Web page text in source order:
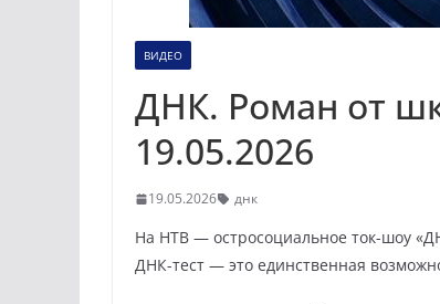
ВИДЕО
ДНК. Роман от
19.05.2026
19.05.2026 днк
На НТВ — остросоциальное ток-шоу
ДНК-тест — это единственная